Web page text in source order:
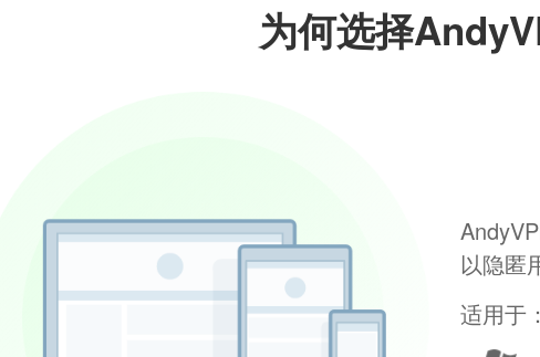
为何选择
以隐匿
适用于：